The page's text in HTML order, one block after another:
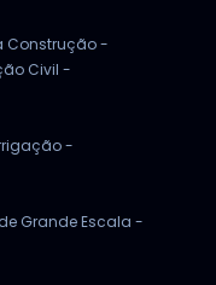
Construção -
Civil -
-
Grande Escala -